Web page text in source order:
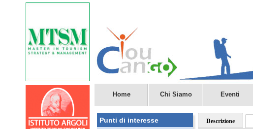
Home Chi Siamo Eventi
Punti di interesse Descrizione